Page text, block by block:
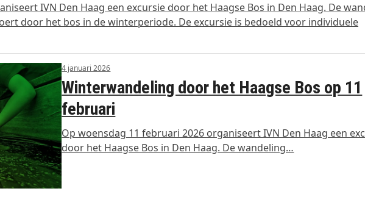
IVN Den Haag een excursie door het Haagse Bos in Den Haag. De
door het bos in de winterperiode. De excursie is bedoeld voor individuele
4 januari 2026
Winterwandeling door het Haagse Bos op 11
februari
Op woensdag 11 februari 2026 organiseert IVN Den Haag een
door het Haagse Bos in Den Haag. De wandeling…